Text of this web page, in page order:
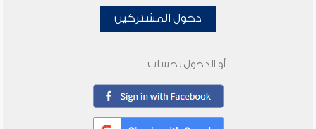
دخول المشتركين
أو الدخول بحساب